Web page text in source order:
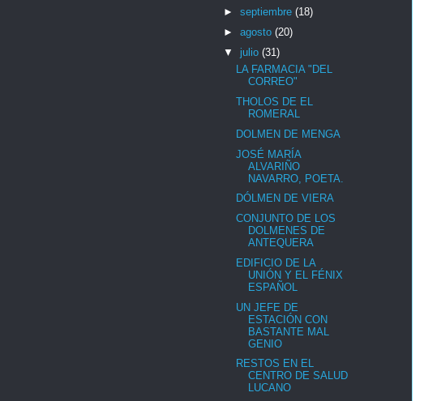
► septiembre (18)
► agosto (20)
▼ julio (31)
LA FARMACIA "DEL
CORREO"
THOLOS DE EL
ROMERAL
DOLMEN DE MENGA
JOSÉ MARÍA
ALVARIÑO
NAVARRO, POETA.
DÓLMEN DE VIERA
CONJUNTO DE LOS
DOLMENES DE
ANTEQUERA
EDIFICIO DE LA
UNIÓN Y EL FÉNIX
ESPAÑOL
UN JEFE DE
ESTACIÓN CON
BASTANTE MAL
GENIO
RESTOS EN EL
CENTRO DE SALUD
LUCANO